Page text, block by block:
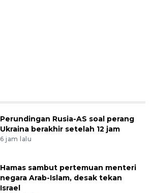
Perundingan Rusia-AS soal perang
Ukraina berakhir setelah 12 jam
6 jam lalu
Hamas sambut pertemuan menteri
negara Arab-Islam, desak tekan
Israel